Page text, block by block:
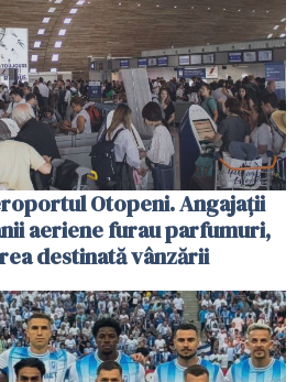
Otopeni. Angajații
aeriene furau parfumuri,
destinată vânzării